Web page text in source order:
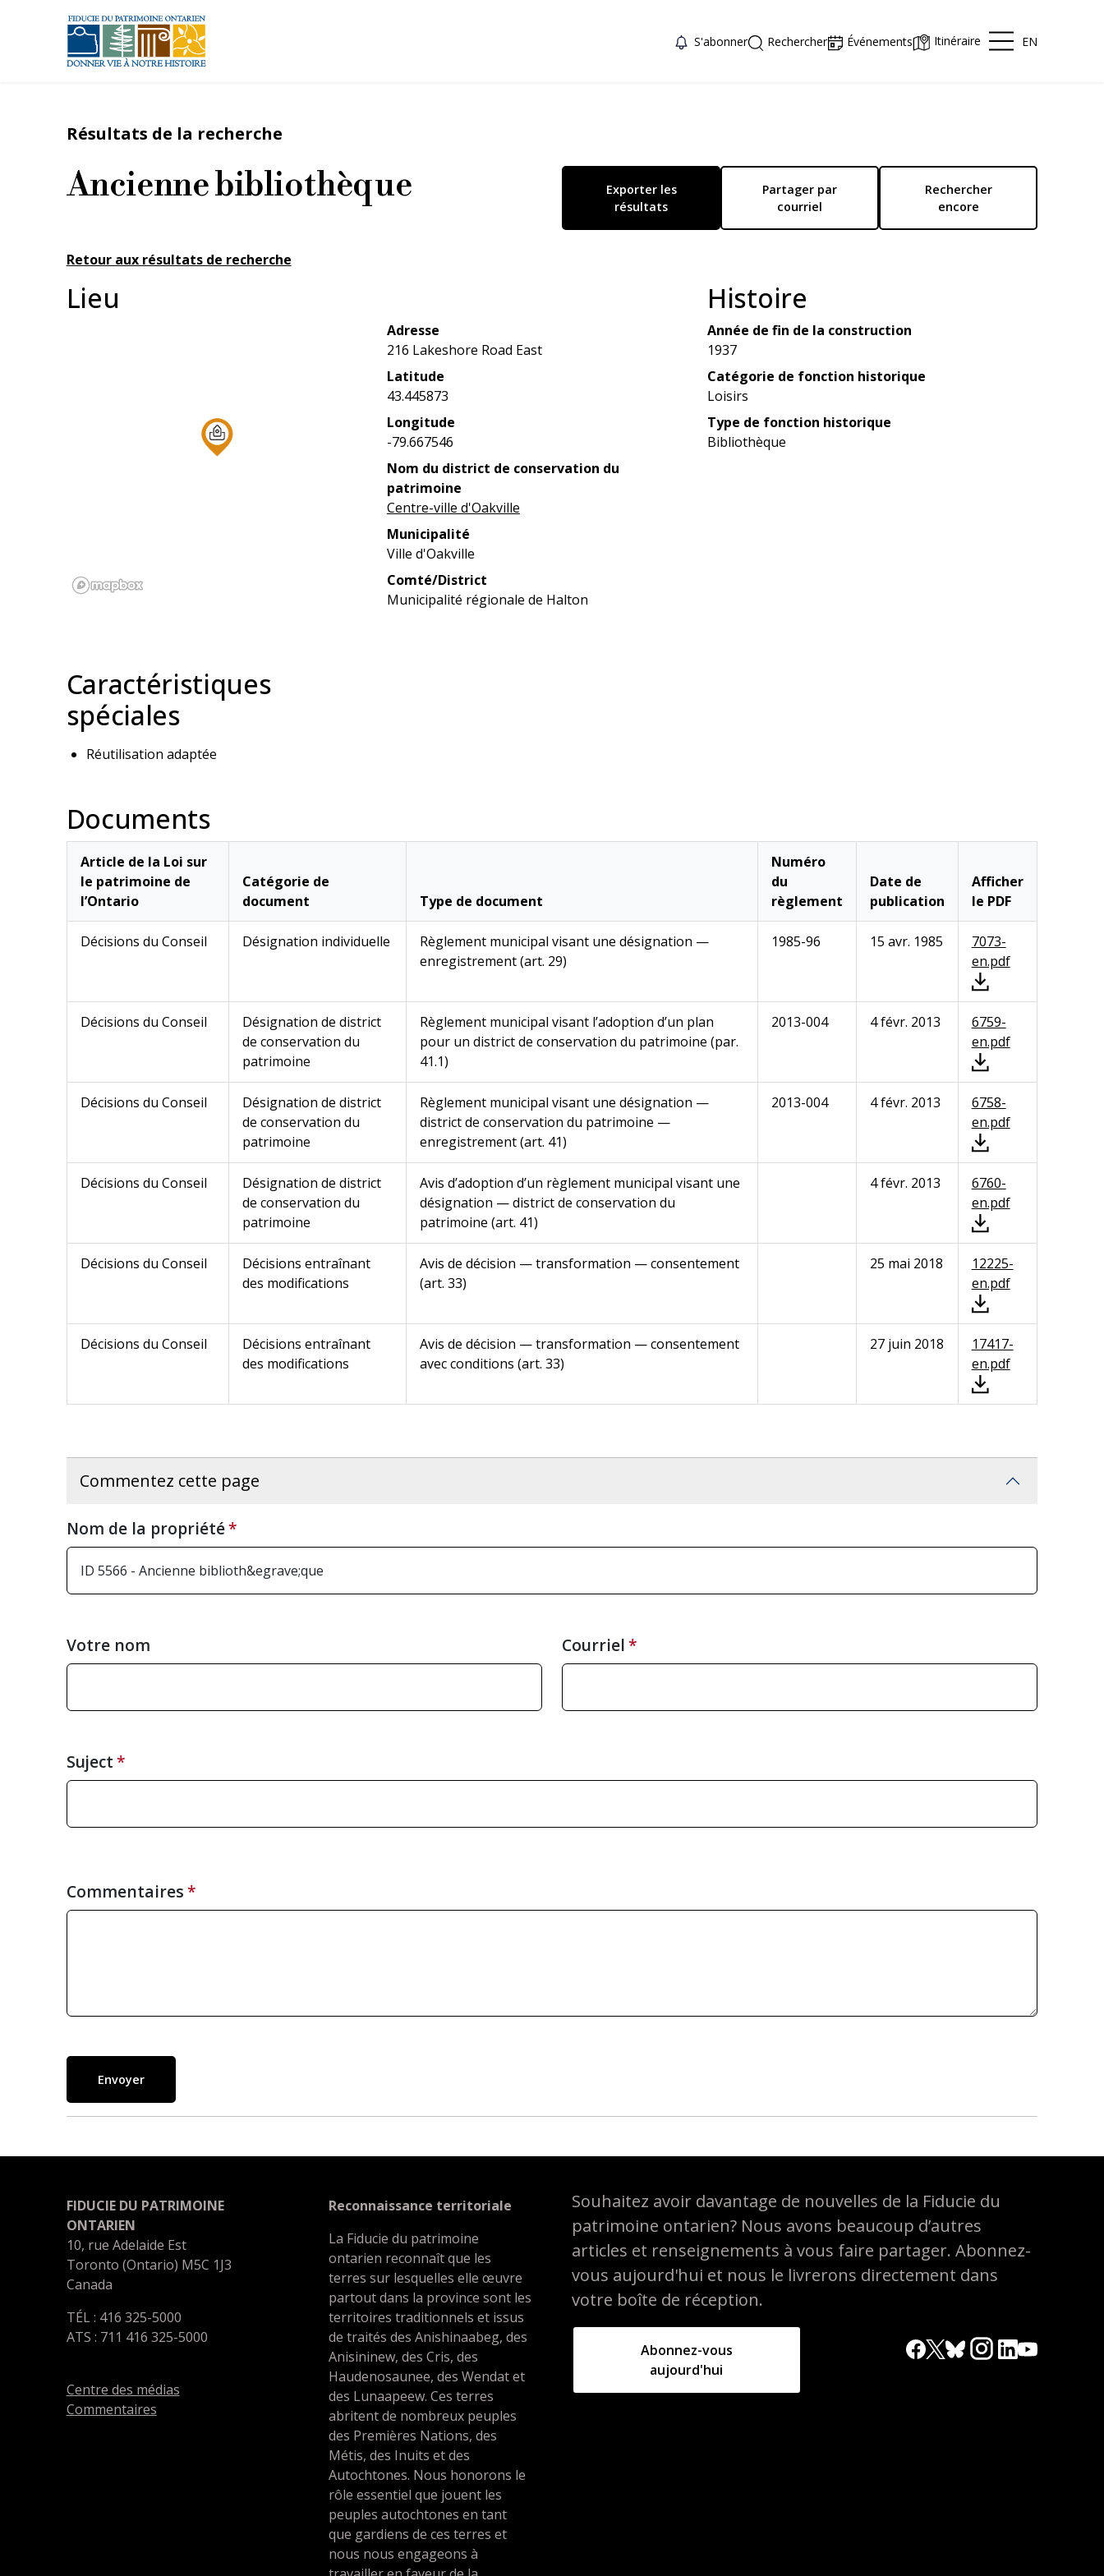
S'abonner Rechercher Événements Itinéraire EN
Résultats de la recherche
Ancienne bibliothèque
Exporter les
résultats
Partager par
courriel
Rechercher
encore
Retour aux résultats de recherche
Lieu
Adresse
216 Lakeshore Road East
Latitude
43.445873
Longitude
-79.667546
Nom du district de conservation du
patrimoine
Centre-ville d'Oakville
Municipalité
Ville d'Oakville
Comté/District
Municipalité régionale de Halton
Histoire
Année de fin de la construction
1937
Catégorie de fonction historique
Loisirs
Type de fonction historique
Bibliothèque
Caractéristiques
spéciales
Réutilisation adaptée
Documents
Article de la Loi sur
le patrimoine de
l’Ontario
Catégorie de
document
Type de document
Numéro
du
règlement
Date de
publication
Afficher
le PDF
Décisions du Conseil Désignation individuelle
Règlement municipal visant une désignation —
enregistrement (art. 29)
1985-96 15 avr. 1985
7073-
en.pdf
Décisions du Conseil
Désignation de district
de conservation du
patrimoine
Règlement municipal visant l’adoption d’un plan
pour un district de conservation du patrimoine (par.
41.1)
2013-004 4 févr. 2013
6759-
en.pdf
Décisions du Conseil
Désignation de district
de conservation du
patrimoine
Règlement municipal visant une désignation —
district de conservation du patrimoine —
enregistrement (art. 41)
2013-004 4 févr. 2013
6758-
en.pdf
Décisions du Conseil
Désignation de district
de conservation du
patrimoine
Avis d’adoption d’un règlement municipal visant une
désignation — district de conservation du
patrimoine (art. 41)
4 févr. 2013
6760-
en.pdf
Décisions du Conseil
Décisions entraînant
des modifications
Avis de décision — transformation — consentement
(art. 33)
25 mai 2018
12225-
en.pdf
Décisions du Conseil
Décisions entraînant
des modifications
Avis de décision — transformation — consentement
avec conditions (art. 33)
27 juin 2018
17417-
en.pdf
Commentez cette page
Nom de la propriété
Votre nom Courriel
Suject
Commentaires
Envoyer
FIDUCIE DU PATRIMOINE
ONTARIEN
10, rue Adelaide Est
Toronto (Ontario) M5C 1J3
Canada
TÉL : 416 325-5000
ATS : 711 416 325-5000
Centre des médias
Commentaires
Reconnaissance territoriale
La Fiducie du patrimoine
ontarien reconnaît que les
terres sur lesquelles elle œuvre
partout dans la province sont les
territoires traditionnels et issus
de traités des Anishinaabeg, des
Anisininew, des Cris, des
Haudenosaunee, des Wendat et
des Lunaapeew. Ces terres
abritent de nombreux peuples
des Premières Nations, des
Métis, des Inuits et des
Autochtones. Nous honorons le
rôle essentiel que jouent les
peuples autochtones en tant
que gardiens de ces terres et
nous nous engageons à
Souhaitez avoir davantage de nouvelles de la Fiducie du
patrimoine ontarien? Nous avons beaucoup d’autres
articles et renseignements à vous faire partager. Abonnez-
vous aujourd'hui et nous le livrerons directement dans
votre boîte de réception.
Abonnez-vous
aujourd'hui